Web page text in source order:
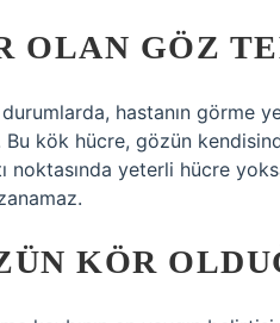
OLAN GÖZ
hastanın görme
Bu kök hücre, gözün
noktasında yeterli hücre
KÖR